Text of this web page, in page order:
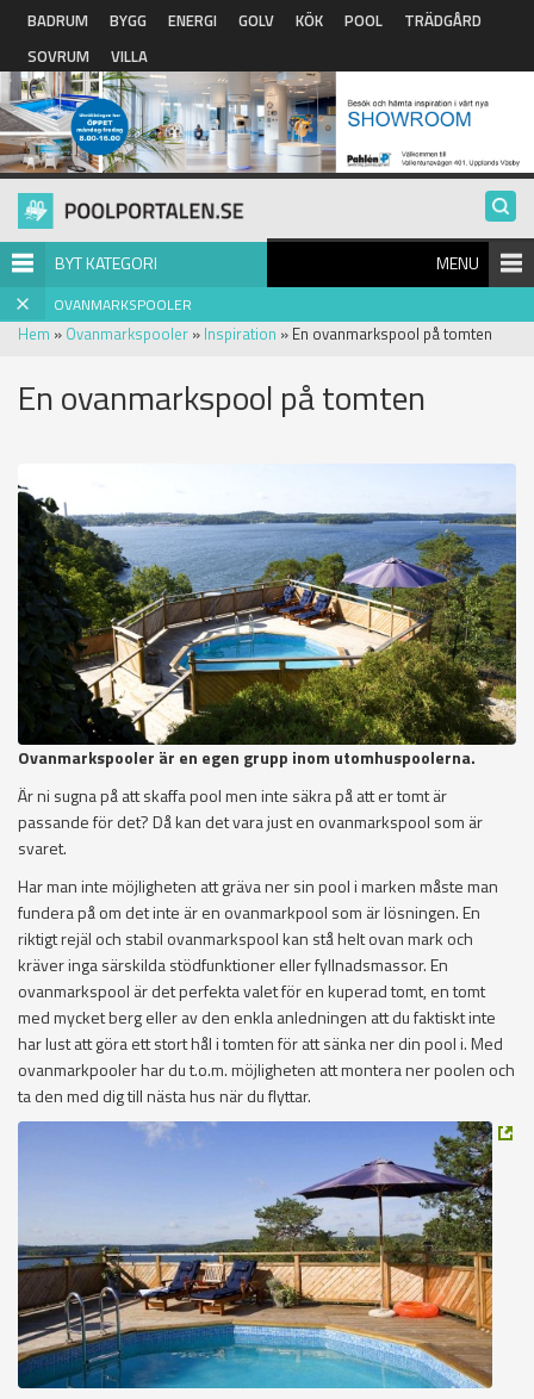
Hoppa till huvudinnehåll
BADRUM BYGG ENERGI GOLV KÖK POOL
TRÄDGÅRD
SOVRUM
VILLA
BYT KATEGORI MENU
OVANMARKSPOOLER
Hem » Ovanmarkspooler » Inspiration » En ovanmarkspool på tomten
En ovanmarkspool på tomten
Ovanmarkspooler är en egen grupp inom utomhuspoolerna.
Är ni sugna på att skaffa pool men inte säkra på att er tomt är
passande för det? Då kan det vara just en ovanmarkspool som är
svaret.
Har man inte möjligheten att gräva ner sin pool i marken måste man
fundera på om det inte är en ovanmarkpool som är lösningen. En
riktigt rejäl och stabil ovanmarkspool kan stå helt ovan mark och
kräver inga särskilda stödfunktioner eller fyllnadsmassor. En
ovanmarkspool är det perfekta valet för en kuperad tomt, en tomt
med mycket berg eller av den enkla anledningen att du faktiskt inte
har lust att göra ett stort hål i tomten för att sänka ner din pool i. Med
ovanmarkpooler har du t.o.m. möjligheten att montera ner poolen och
ta den med dig till nästa hus när du flyttar.